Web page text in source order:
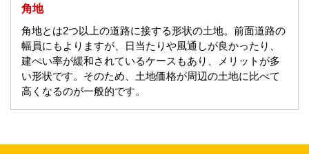
角地
角地とは2つ以上の道路に接する形状の土地。前面道路の
幅員にもよりますが、日当たりや風通しが良かったり、
建ぺい率が緩和されているケースもあり、メリットが多
い形状です。そのため、土地価格が周辺の土地に比べて
高くなるのが一般的です。